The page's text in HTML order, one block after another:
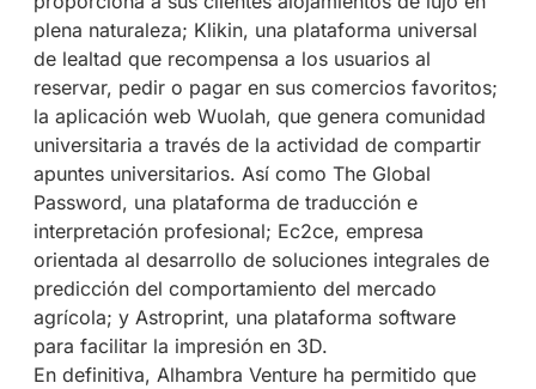
plena naturaleza; Klikin, una plataforma universal
de lealtad que recompensa a los usuarios al
reservar, pedir o pagar en sus comercios favoritos;
la aplicación web Wuolah, que genera comunidad
universitaria a través de la actividad de compartir
apuntes universitarios. Así como The Global
Password, una plataforma de traducción e
interpretación profesional; Ec2ce, empresa
orientada al desarrollo de soluciones integrales de
predicción del comportamiento del mercado
agrícola; y Astroprint, una plataforma software
para facilitar la impresión en 3D.
En definitiva, Alhambra Venture ha permitido que